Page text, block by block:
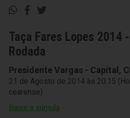
Taça Fares Lopes 2014
Rodada
Presidente Vargas - Capital,
21 de Agosto de 2014 às 20:15
cearense)
Baixe a súmula